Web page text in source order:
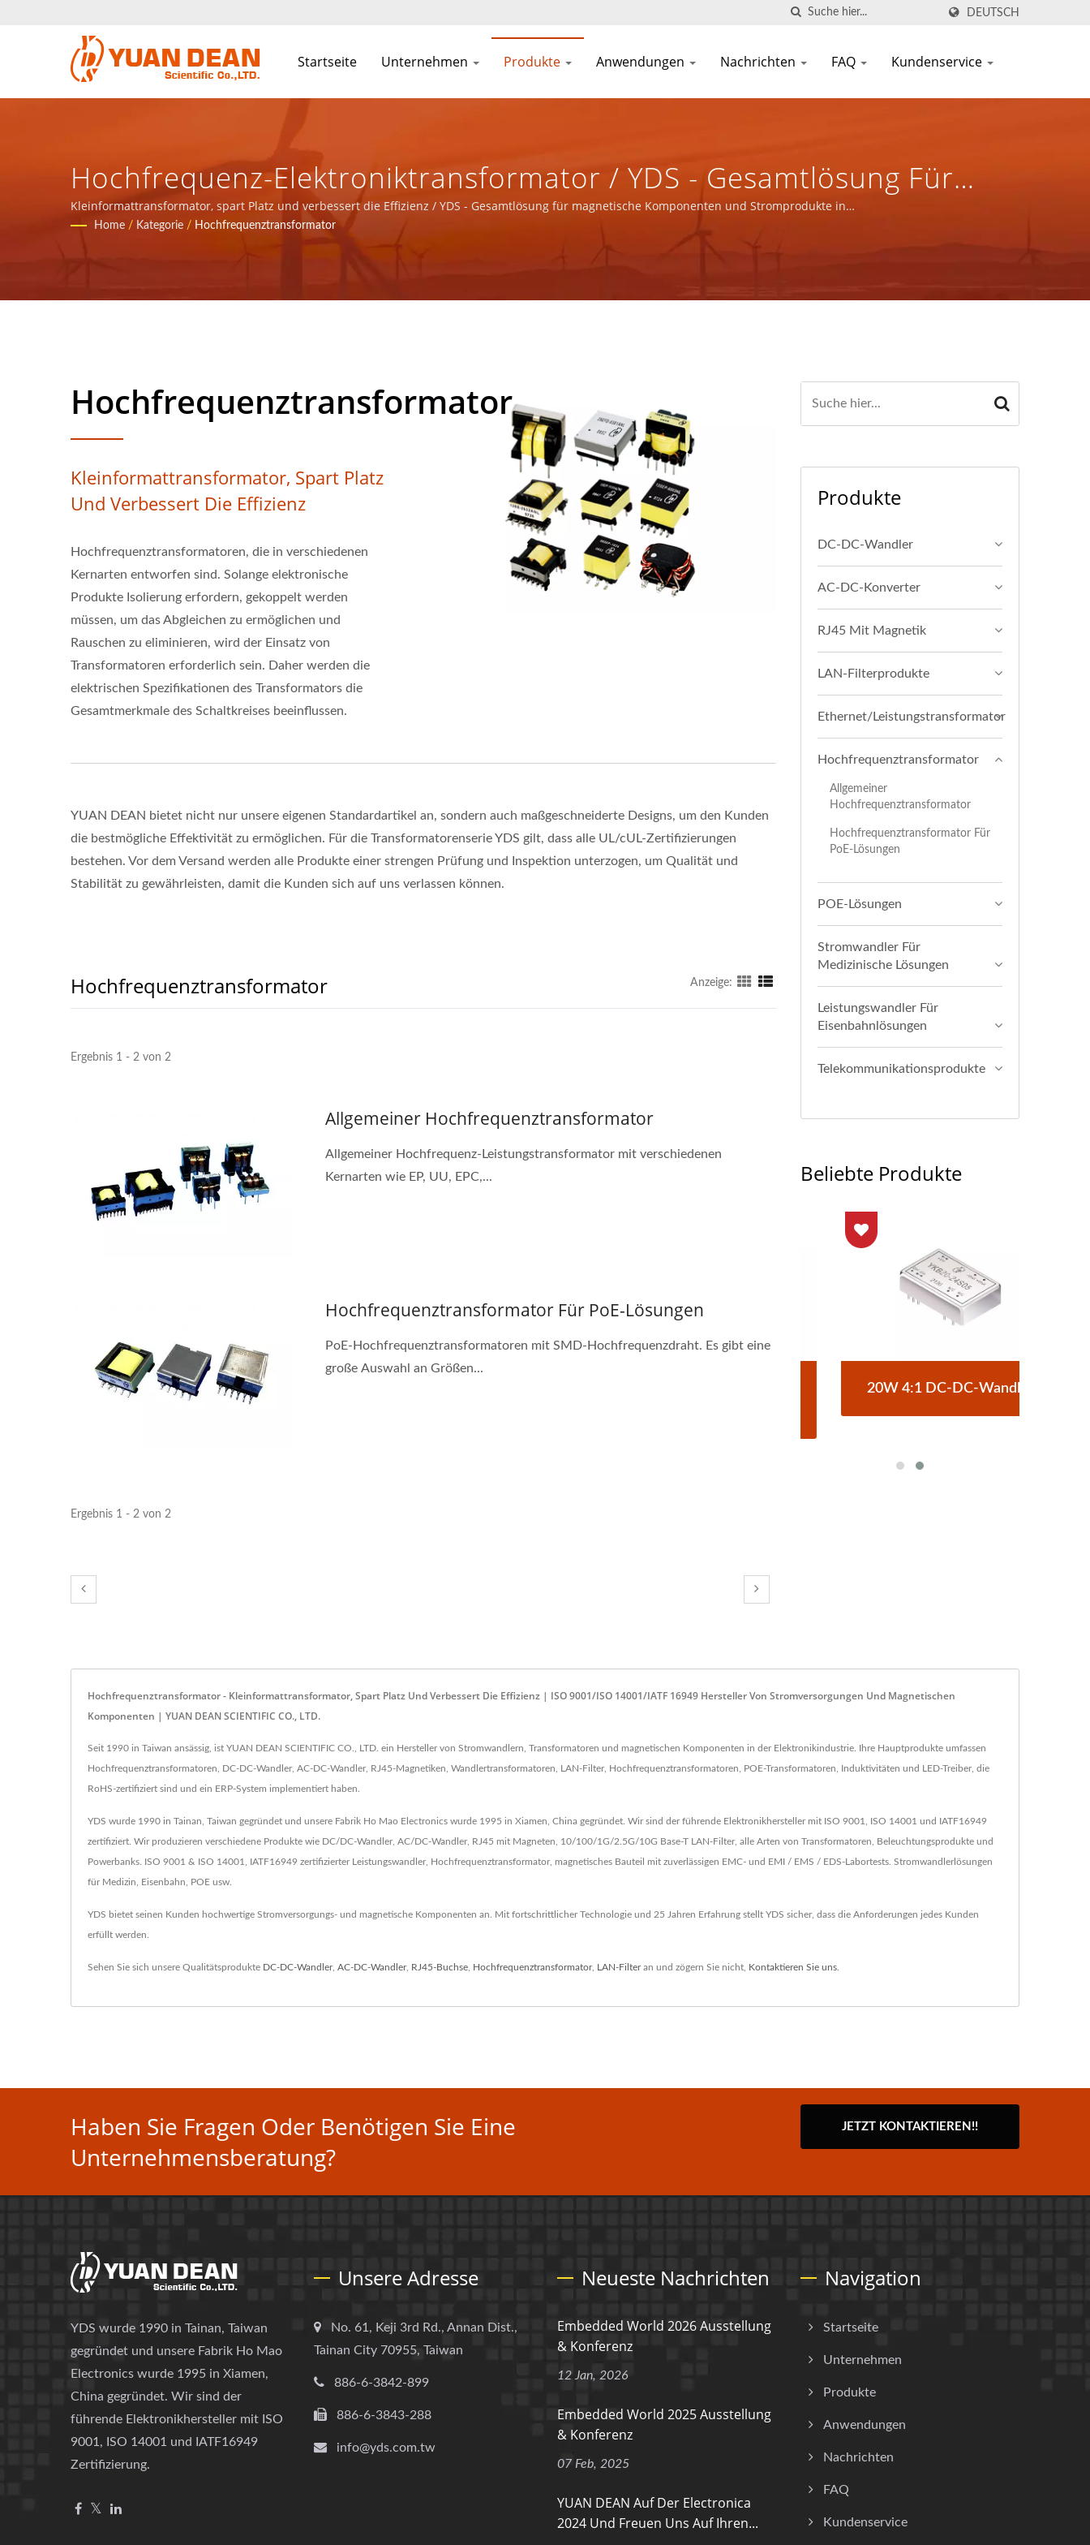
DEUTSCH
Startseite Unternehmen Produkte Anwendungen Nachrichten FAQ Kundenservice
Hochfrequenz-Elektroniktransformator / YDS - Gesamtlösung Für
Magnetische Komponenten Und Stromprodukte In
Kommunikationsnetzwerkanwendungen Bereitstellen.
Kleinformattransformator, spart Platz und verbessert die Effizienz / YDS - Gesamtlösung für magnetische Komponenten und Stromprodukte in
Kommunikationsnetzwerkanwendungen bereitstellen.
Home / Kategorie / Hochfrequenztransformator
Hochfrequenztransformator
Kleinformattransformator, Spart Platz
Und Verbessert Die Effizienz
Hochfrequenztransformatoren, die in verschiedenen
Kernarten entworfen sind. Solange elektronische
Produkte Isolierung erfordern, gekoppelt werden
müssen, um das Abgleichen zu ermöglichen und
Rauschen zu eliminieren, wird der Einsatz von
Transformatoren erforderlich sein. Daher werden die
elektrischen Spezifikationen des Transformators die
Gesamtmerkmale des Schaltkreises beeinflussen.
YUAN DEAN bietet nicht nur unsere eigenen Standardartikel an, sondern auch maßgeschneiderte Designs, um den Kunden
die bestmögliche Effektivität zu ermöglichen. Für die Transformatorenserie YDS gilt, dass alle UL/cUL-Zertifizierungen
bestehen. Vor dem Versand werden alle Produkte einer strengen Prüfung und Inspektion unterzogen, um Qualität und
Stabilität zu gewährleisten, damit die Kunden sich auf uns verlassen können.
Hochfrequenztransformator Anzeige:
Ergebnis 1 - 2 von 2
Allgemeiner Hochfrequenztransformator
Allgemeiner Hochfrequenz-Leistungstransformator mit verschiedenen
Kernarten wie EP, UU, EPC,...
Hochfrequenztransformator Für PoE-Lösungen
PoE-Hochfrequenztransformatoren mit SMD-Hochfrequenzdraht. Es gibt eine
große Auswahl an Größen...
Ergebnis 1 - 2 von 2
Produkte
DC-DC-Wandler
AC-DC-Konverter
RJ45 Mit Magnetik
LAN-Filterprodukte
Ethernet/Leistungstransformator
Hochfrequenztransformator
Allgemeiner
Hochfrequenztransformator
Hochfrequenztransformator Für
PoE-Lösungen
POE-Lösungen
Stromwandler Für
Medizinische Lösungen
Leistungswandler Für
Eisenbahnlösungen
Telekommunikationsprodukte
Beliebte Produkte
Halbbrücken-DC-DC-
20W 4:1 DC-DC-Wandler
Hochfrequenztransformator - Kleinformattransformator, Spart Platz Und Verbessert Die Effizienz | ISO 9001/ISO 14001/IATF 16949 Hersteller Von Stromversorgungen Und Magnetischen
Komponenten | YUAN DEAN SCIENTIFIC CO., LTD.
Seit 1990 in Taiwan ansässig, ist YUAN DEAN SCIENTIFIC CO., LTD. ein Hersteller von Stromwandlern, Transformatoren und magnetischen Komponenten in der Elektronikindustrie. Ihre Hauptprodukte umfassen
Hochfrequenztransformatoren, DC-DC-Wandler, AC-DC-Wandler, RJ45-Magnetiken, Wandlertransformatoren, LAN-Filter, Hochfrequenztransformatoren, POE-Transformatoren, Induktivitäten und LED-Treiber, die
RoHS-zertifiziert sind und ein ERP-System implementiert haben.
YDS wurde 1990 in Tainan, Taiwan gegründet und unsere Fabrik Ho Mao Electronics wurde 1995 in Xiamen, China gegründet. Wir sind der führende Elektronikhersteller mit ISO 9001, ISO 14001 und IATF16949
zertifiziert. Wir produzieren verschiedene Produkte wie DC/DC-Wandler, AC/DC-Wandler, RJ45 mit Magneten, 10/100/1G/2.5G/10G Base-T LAN-Filter, alle Arten von Transformatoren, Beleuchtungsprodukte und
Powerbanks. ISO 9001 & ISO 14001, IATF16949 zertifizierter Leistungswandler, Hochfrequenztransformator, magnetisches Bauteil mit zuverlässigen EMC- und EMI / EMS / EDS-Labortests. Stromwandlerlösungen
für Medizin, Eisenbahn, POE usw.
YDS bietet seinen Kunden hochwertige Stromversorgungs- und magnetische Komponenten an. Mit fortschrittlicher Technologie und 25 Jahren Erfahrung stellt YDS sicher, dass die Anforderungen jedes Kunden
erfüllt werden.
Sehen Sie sich unsere Qualitätsprodukte DC-DC-Wandler, AC-DC-Wandler, RJ45-Buchse Hochfrequenztransformator, LAN-Filteran und zögern Sie nicht, Kontaktieren Sie uns
Haben Sie Fragen Oder Benötigen Sie Eine
Unternehmensberatung?
JETZT KONTAKTIEREN!!
YDS wurde 1990 in Tainan, Taiwan
gegründet und unsere Fabrik Ho Mao
Electronics wurde 1995 in Xiamen,
China gegründet. Wir sind der
führende Elektronikhersteller mit ISO
9001, ISO 14001 und IATF16949
Zertifizierung.
Unsere Adresse
No. 61, Keji 3rd Rd., Annan Dist.,
Tainan City 70955, Taiwan
886-6-3842-899
886-6-3843-288
info@yds.com.tw
Neueste Nachrichten
Embedded World 2026 Ausstellung
& Konferenz
12 Jan, 2026
Embedded World 2025 Ausstellung
& Konferenz
07 Feb, 2025
YUAN DEAN Auf Der Electronica
2024 Und Freuen Uns Auf Ihren...
Navigation
Startseite
Unternehmen
Produkte
Anwendungen
Nachrichten
FAQ
Kundenservice